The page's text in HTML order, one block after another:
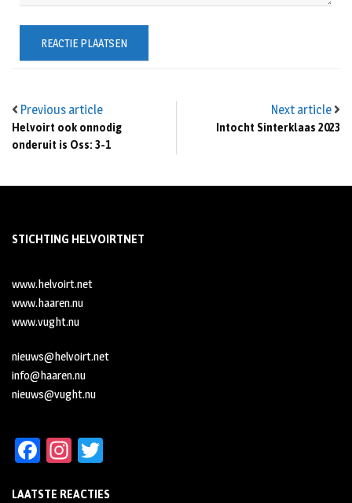
Previous article
Helvoirt ook onnodig
onderuit is Oss: 3-1
Next article
Intocht Sinterklaas 2023
STICHTING HELVOIRTNET
www.helvoirt.net
www.haaren.nu
www.vught.nu
nieuws@helvoirt.net
info@haaren.nu
nieuws@vught.nu
Fa In
LAATSTE REACTIES